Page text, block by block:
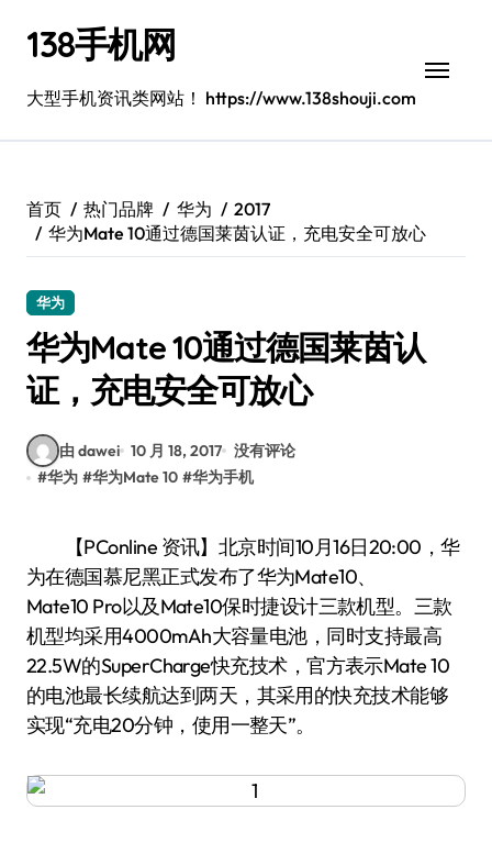
138手机网
大型手机资讯类网站！ https://www.138shouji.com
首页 热门品牌 华为
2017
华为Mate 10通过德国莱茵认证，充电安全可放心
华为
华为Mate 10通过德国莱茵认
证，充电安全可放心
由 dawei 10 月 18, 2017 没有评论
#华为 #华为Mate 10 #华为手机
【PConline 资讯】北京时间10月16日20:00，华
为在德国慕尼黑正式发布了华为Mate10、
Mate10 Pro以及Mate10保时捷设计三款机型。三款
机型均采用4000mAh大容量电池，同时支持最高
22.5W的SuperCharge快充技术，官方表示Mate 10
的电池最长续航达到两天，其采用的快充技术能够
实现“充电20分钟，使用一整天”。